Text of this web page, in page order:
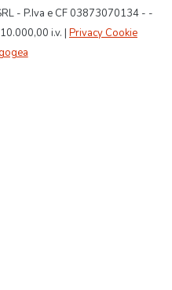
- P.Iva e CF 03873070134 - -
i.v. | Privacy Cookie